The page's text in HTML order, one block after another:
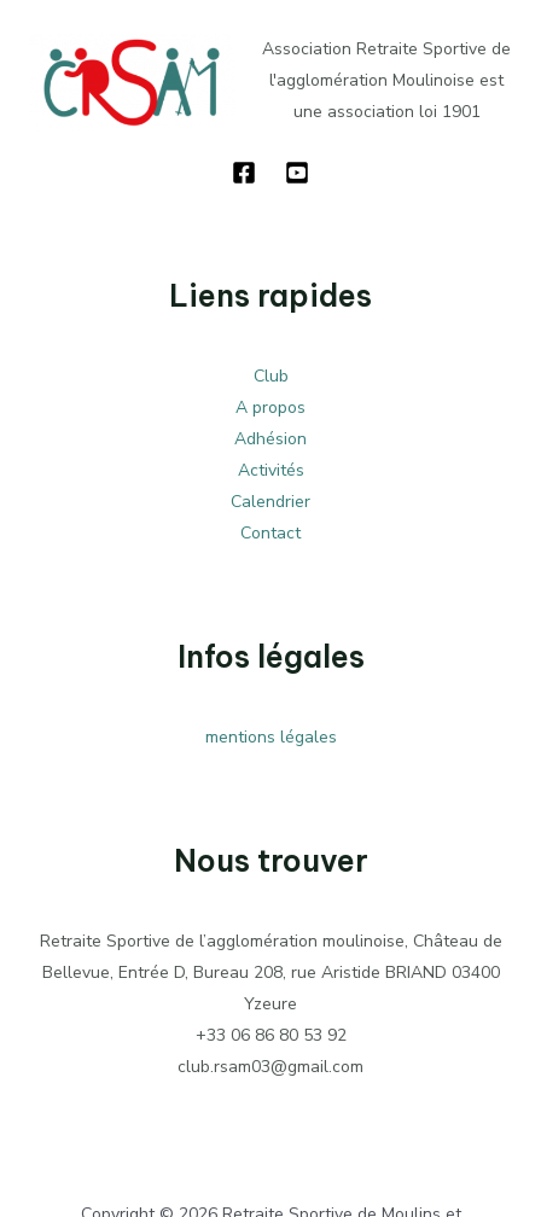
Association Retraite Sportive de
l'agglomération Moulinoise est
une association loi 1901
Liens rapides
Club
A propos
Adhésion
Activités
Calendrier
Contact
Infos légales
mentions légales
Nous trouver
Retraite Sportive de l’agglomération moulinoise, Château de
Bellevue, Entrée D, Bureau 208, rue Aristide BRIAND 03400
Yzeure
+33 06 86 80 53 92
club.rsam03@gmail.com